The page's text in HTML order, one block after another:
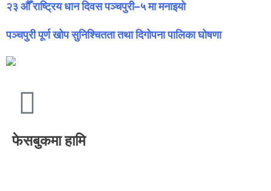
२३ औँ राष्ट्रिय धान दिवस पञ्चपुरी–५ मा मनाइयाे
पञ्चपुरी पूर्ण खोप सुनिश्चितता तथा दिगोपना पालिका घोषणा
फेसबुकमा हामि